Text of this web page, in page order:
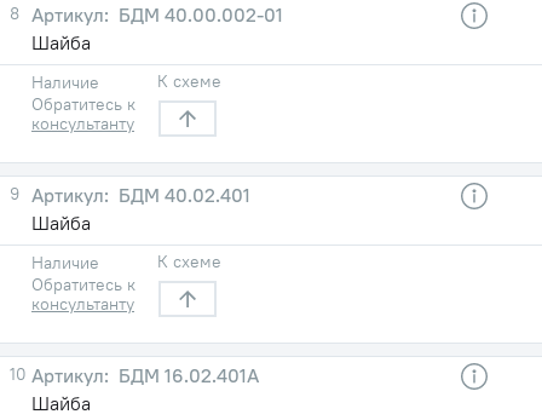
8
БДМ 40.00.002-01
Шайба
Наличие
Обратитесь к
консультанту
К схеме
9
БДМ 40.02.401
Шайба
Наличие
Обратитесь к
консультанту
К схеме
10
БДМ 16.02.401А
Шайба